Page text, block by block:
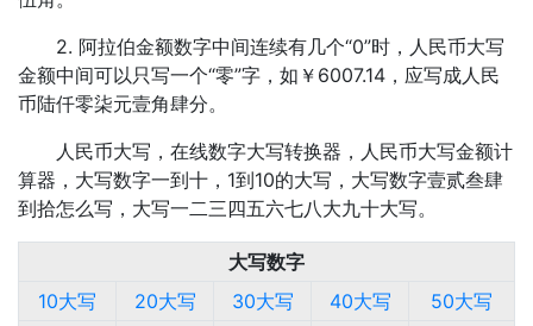
2. 阿拉伯金额数字中间连续有几个“0”时，人民币大写
金额中间可以只写一个“零”字，如￥6007.14，应写成人民
币陆仟零柒元壹角肆分。
人民币大写，在线数字大写转换器，人民币大写金额计
算器，大写数字一到十，1到10的大写，大写数字壹贰叁肆
到拾怎么写，大写一二三四五六七八大九十大写。
大写数字
10大写
20大写 30大写 40大写
50大写